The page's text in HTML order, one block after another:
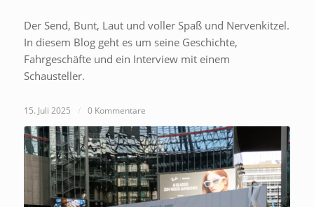
Der Send, Bunt, Laut und voller Spaß und Nervenkitzel.
In diesem Blog geht es um seine Geschichte,
Fahrgeschäfte und ein Interview mit einem
Schausteller.
15. Juli 2025 / 0 Kommentare